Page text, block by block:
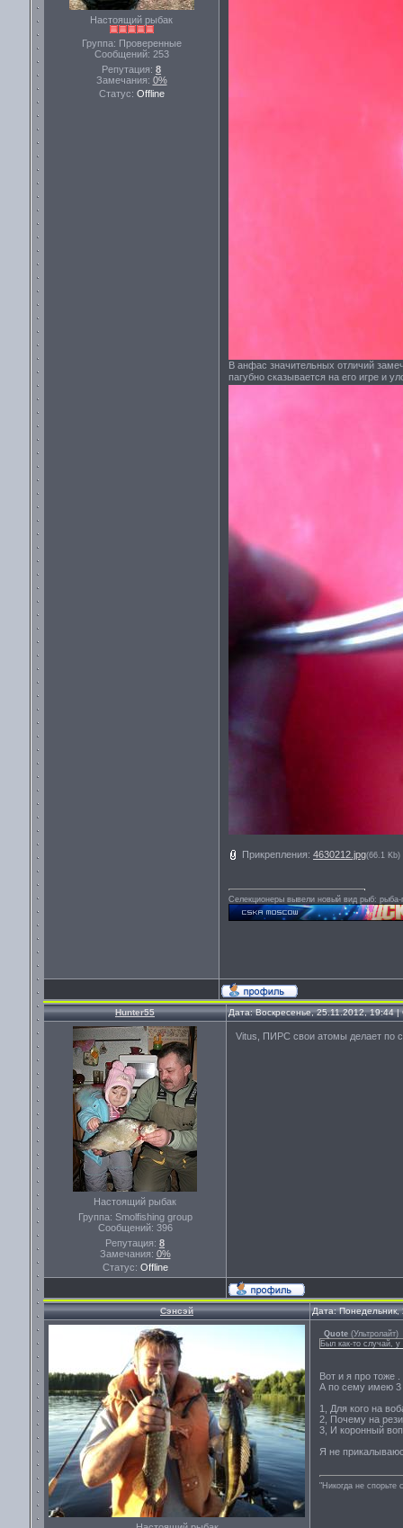
Настоящий рыбак
Группа: Проверенные
Сообщений: 253
Репутация: 8
Замечания: 0%
Статус: Offline
В анфас значительных отличий
пагубно сказывается на его игре и
Прикрепления: 4630212.jpg(66.1 Kb)
Селекционеры вывели новый вид рыб:
Hunter55 Дата: Воскресенье, 25.11.2012, 19:44
Настоящий рыбак
Группа: Smolfishing group
Сообщений: 396
Репутация: 8
Замечания: 0%
Статус: Offline
Vitus, ПИРС свои атомы делает по
Сэнсэй Дата:
Quote (Ультролайт)
Был как-то случай,
Вот и я про тоже .
А по сему имею 3
1, Для кого на
2, Почему на
3, И коронный
Я не
"Никогда не спорьте